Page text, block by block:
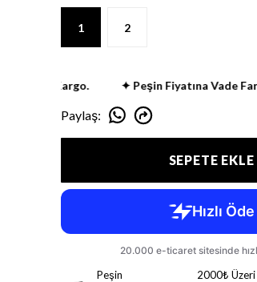
1 2
Kargo. ✦ Peşin Fiyatına Vade
Paylaş:
SEPETE EKLE
Peşin
2000₺ Üzeri